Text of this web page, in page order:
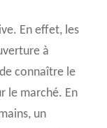
En effet, les
à
connaître le
le marché. En
un